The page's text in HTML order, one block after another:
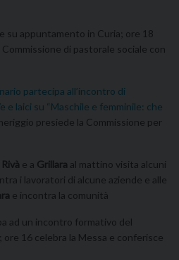
su appuntamento in Curia; ore 18
di pastorale sociale con
partecipa all’incontro di
e laici su “Maschile e femminile: che
presiede la Commissione per
Rivà e a Grillara al mattino visita alcuni
i lavoratori di alcune aziende e alle
e incontra la comunità
ad un incontro formativo del
ore 16 celebra la Messa e conferisce